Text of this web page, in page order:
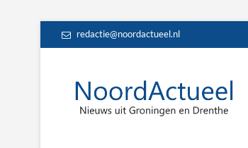
redactie@noordactueel.nl